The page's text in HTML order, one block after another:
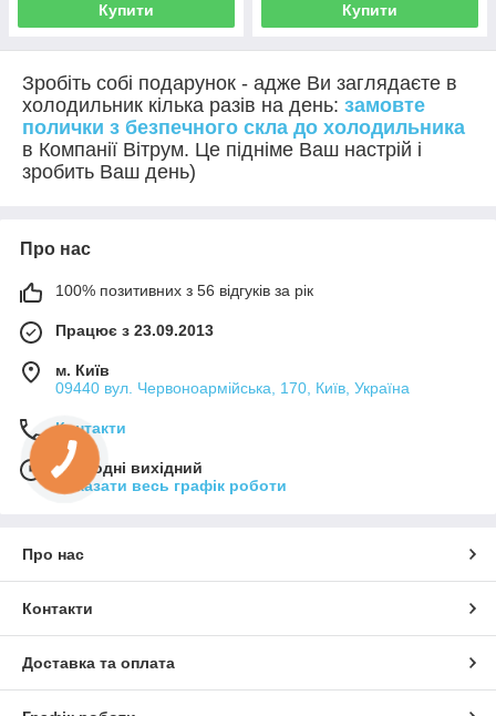
Купити Купити
Зробіть собі подарунок - адже Ви заглядаєте в
холодильник кілька разів на день: замовте
полички з безпечного скла до холодильника
в Компанії Вітрум. Це підніме Ваш настрій і
зробить Ваш день)
Про нас
100% позитивних з 56 відгуків за рік
Працює з 23.09.2013
м. Київ
09440 вул. Червоноармійська, 170, Київ, Україна
Контакти
Сьогодні вихідний
Показати весь графік роботи
Про нас
Контакти
Доставка та оплата